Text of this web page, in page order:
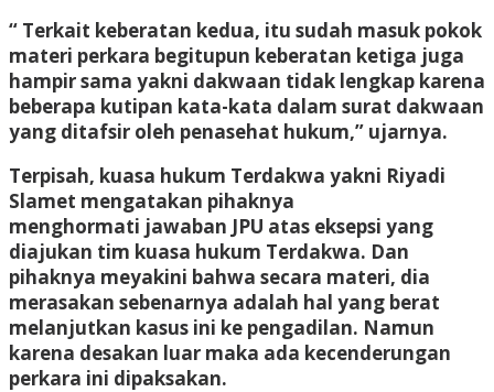
“ Terkait keberatan kedua, itu sudah masuk pokok
materi perkara begitupun keberatan ketiga juga
hampir sama yakni dakwaan tidak lengkap karena
beberapa kutipan kata-kata dalam surat dakwaan
yang ditafsir oleh penasehat hukum,” ujarnya.
Terpisah, kuasa hukum Terdakwa yakni Riyadi
Slamet mengatakan pihaknya
menghormati jawaban JPU atas eksepsi yang
diajukan tim kuasa hukum Terdakwa. Dan
pihaknya meyakini bahwa secara materi, dia
merasakan sebenarnya adalah hal yang berat
melanjutkan kasus ini ke pengadilan. Namun
karena desakan luar maka ada kecenderungan
perkara ini dipaksakan.